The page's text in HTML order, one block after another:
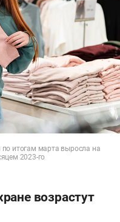
итогам марта выросла на
2023-го
возрастут